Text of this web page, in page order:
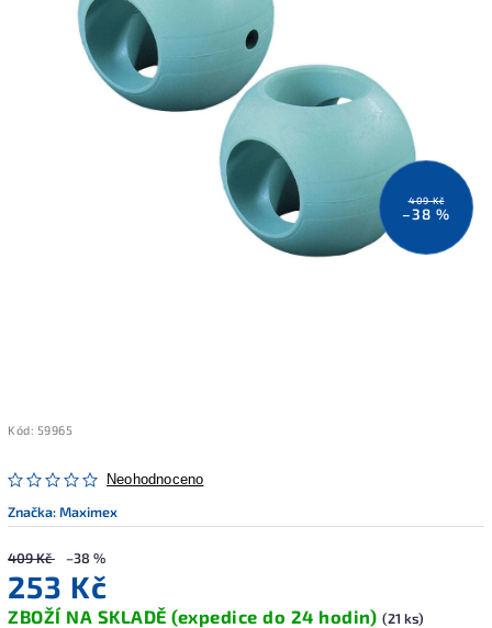
409 Kč
–38 %
Kód: 59965
Neohodnoceno
Značka:Maximex
409 Kč –38 %
253 Kč
ZBOŽÍ NA SKLADĚ (expedice do 24 hodin) (21 ks)